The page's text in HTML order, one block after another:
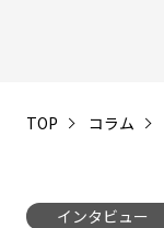
TOP コラム
インタビュー